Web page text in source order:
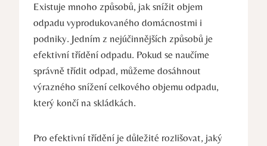
Existuje mnoho ‌způsobů, jak snížit objem
odpadu vyprodukovaného domácnostmi ⁢i
podniky.⁣ Jedním⁤ z nejúčinnějších způsobů je
‍efektivní třídění​ odpadu. Pokud se ⁢naučíme
⁢správně třídit odpad, ​můžeme dosáhnout
výrazného snížení celkového objemu‍ odpadu,
který končí na skládkách.
Pro ⁣efektivní třídění ‍je důležité rozlišovat, jaký